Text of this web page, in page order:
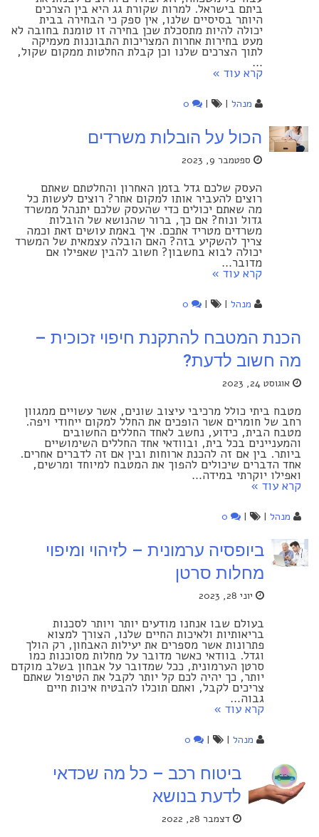
ביתם בישראל. למרות שקורת גג היא בין הצרכים
היותר בסיסיים שלנו, אין ספק כי הבחירה בבית
יכולה להיות מתסכלת שכן בחירה זו טומנת בחובה לא
מעט בחירות אחרות המצריכות התבוננות מעמיקה
לתוך הצרכים שלנו וכן קבלת החלטות ממקום שקול,
קרא עוד »
מנהל|
|
0
הכול על הובלות משרדים
ספטמבר 9, 2023
העסק שלכם גדל בזמן האחרון והחלטתם שאתם
רוצים להעביר אותו למקום אחר? רוצים לעשות כל
מה שאתם יכולים כדי שהעסק שלכם יתנהל ממשרד
גדול ונוח? אם כך, ברור שהנושא של הובלות
משרדים מטריד אתכם. איך באמת עושים זאת וכמה
צריך להשקיע בזה? האם הובלה עצמאית של המשרד
יכולה לבוא בחשבון? חשוב להבין שאפילו אם
מדובר…
קרא עוד »
מנהל|
|
0
הכנת המטבח להתקנת חיפוי זכוכית –
מה חשוב לדעת?
אוגוסט 24, 2023
מטבח ביתי כולל מרכיבי עיצוב שונים, אשר עשויים ממגוון
רחב של חומרים אשר הופכים את החלל למקום ייחודי ויפה.
מטבח הבית, כידוע, נחשב לאחד החללים החשובים
והמעניינים בכל בית, ובוודאי אחד החללים השימושיים
ביותר. בין אם זה להכנת ארוחות ובין אם זה לדברים אחרים.
אחד הדברים שיכולים להפוך את המטבח למיוחד ומרשים,
ואפילו יוקרתי במידה…
קרא עוד »
מנהל|
|
0
ביופסיה ערמונית – לזיהוי ומיפוי
מחלות סרטן
יוני 28, 2023
בעולם שבו אנחנו מודעים יותר ויותר לסכנות
בריאותיות ‏ולאיכות החיים שלנו, הצורך למצוא
פתרונות אשר מספרים את יעילות האבחון, ‏רק הולך
וגדל. בוודאי כאשר מדובר על מחלות מסוכנות כמו
סרטן הערמונית, ככל שמדובר על אבחון בשלב מוקדם
יותר, כך יהיה לכם קל יותר לקבל את הטיפול שאתם
צריכים לקבל, ואתם תוכלו להבטיח איכות חיים
גבוה…
קרא עוד »
מנהל|
|
0
ביטוח רכב – כל מה שכדאי
לדעת בנושא
דצמבר 28, 2022